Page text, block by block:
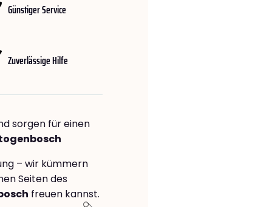
Günstiger Service
Zuverlässige Hilfe
sorgen für einen
– wir kümmern
Seiten des
freuen kannst.